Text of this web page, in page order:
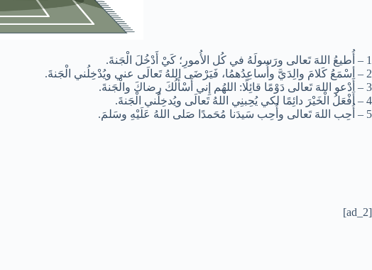
1 – أُطيعُ اللهَ تَعالى ورَسولَهُ في كُل الأُمورِ؛ كَيْ أَدْخُلَ الْجَنةَ.
2 – أسْمَعُ كَلامَ والِدَيَّ وأُساعِدُهمُا، فَيَرْضَى اللهُ تَعالَى عني ويُدْخِلُني الْجَنةَ.
3 – أَدْعو اللهَ تَعالى دَوْمًا قائِلًا: اللهُم إِني أَسْأَلُكَ رِضاكَ والْجَنةَ.
4 – أَفْعَلُ الْخَيْرَ دائِمًا لكي يُحِبنِي اللهُ تَعالَى ويُدخِلُني الْجَنةَ.
5 – أُحِب اللهَ تَعالى وأُحِب سَيدَنا مُحَمدًا صَلى اللهُ عَلَيْهِ وسَلمَ.
[ad_2]